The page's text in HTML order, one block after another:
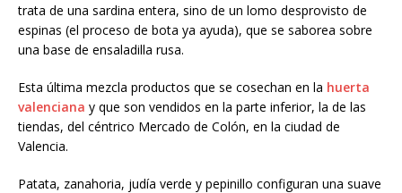
trata de una sardina entera, sino de un lomo desprovisto de
espinas (el proceso de bota ya ayuda), que se saborea sobre
una base de ensaladilla rusa.
Esta última mezcla productos que se cosechan en la huerta
valenciana y que son vendidos en la parte inferior, la de las
tiendas, del céntrico Mercado de Colón, en la ciudad de
Valencia.
Patata, zanahoria, judía verde y pepinillo configuran una suave